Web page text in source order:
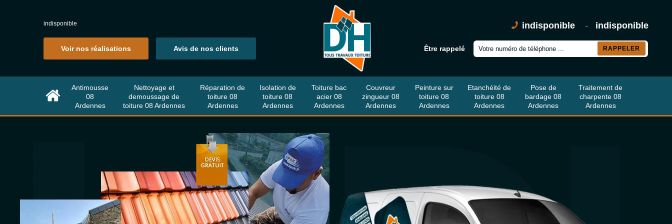
indisponible
Voir nos réalisations Avis de nos clients
indisponible - indisponible
Être rappelé
Antimousse
08
Ardennes
Nettoyage et
demoussage de
toiture 08 Ardennes
Réparation de
toiture 08
Ardennes
Isolation de
toiture 08
Ardennes
Toiture bac
acier 08
Ardennes
Couvreur
zingueur 08
Ardennes
Peinture sur
toiture 08
Ardennes
Etanchéité de
toiture 08
Ardennes
Pose de
bardage 08
Ardennes
Traitement de
charpente 08
Ardennes